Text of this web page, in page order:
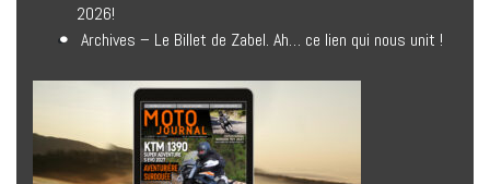
2026!
Archives – Le Billet de Zabel. Ah… ce lien qui nous unit !